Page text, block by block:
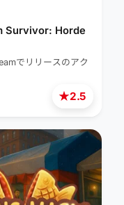
★2.5
Survivor: Horde
でリリースのアク